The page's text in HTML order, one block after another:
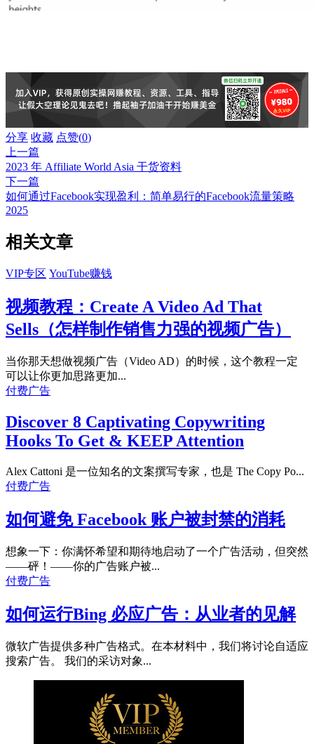
分享 收藏 点赞(0)
上一篇
2023 年 Affiliate World Asia 干货资料
下一篇
如何通过Facebook实现盈利：简单易行的Facebook流量策略
2025
相关文章
VIP专区 YouTube赚钱
视频教程：Create A Video Ad That
Sells（怎样制作销售力强的视频广告）
当你那天想做视频广告（Video AD）的时候，这个教程一定
可以让你更加思路更加...
付费广告
Discover 8 Captivating Copywriting
Hooks To Get & KEEP Attention
Alex Cattoni 是一位知名的文案撰写专家，也是 The Copy Po...
付费广告
如何避免 Facebook 账户被封禁的消耗
想象一下：你满怀希望和期待地启动了一个广告活动，但突然
——砰！——你的广告账户被...
付费广告
如何运行Bing 必应广告：从业者的见解
微软广告提供多种广告格式。在本材料中，我们将讨论自适应
搜索广告。 我们的采访对象...